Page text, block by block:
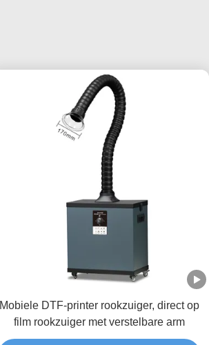
Mobiele DTF-printer rookzuiger, direct op
film rookzuiger met verstelbare arm